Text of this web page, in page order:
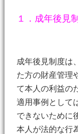
１．成年後見
成年後見制度は
た方の財産管理
て本人の利益の
適用事例として
できないために
本人が法的な行